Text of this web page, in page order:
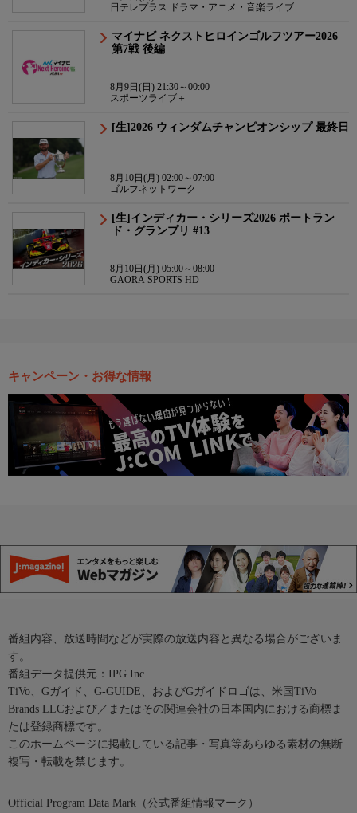
日テレプラス ドラマ・アニメ・音楽ライブ
マイナビ ネクストヒロインゴルフツアー2026
第7戦 後編
8月9日(日) 21:30～00:00
スポーツライブ＋
[生]2026 ウィンダムチャンピオンシップ 最終日
8月10日(月) 02:00～07:00
ゴルフネットワーク
[生]インディカー・シリーズ2026 ポートラン
ド・グランプリ #13
8月10日(月) 05:00～08:00
GAORA SPORTS HD
キャンペーン・お得な情報
番組内容、放送時間などが実際の放送内容と異なる場合がございま
す。
番組データ提供元：IPG Inc.
TiVo、Gガイド、G-GUIDE、およびGガイドロゴは、米国TiVo
Brands LLCおよび／またはその関連会社の日本国内における商標ま
たは登録商標です。
このホームページに掲載している記事・写真等あらゆる素材の無断
複写・転載を禁じます。
Official Program Data Mark（公式番組情報マーク）